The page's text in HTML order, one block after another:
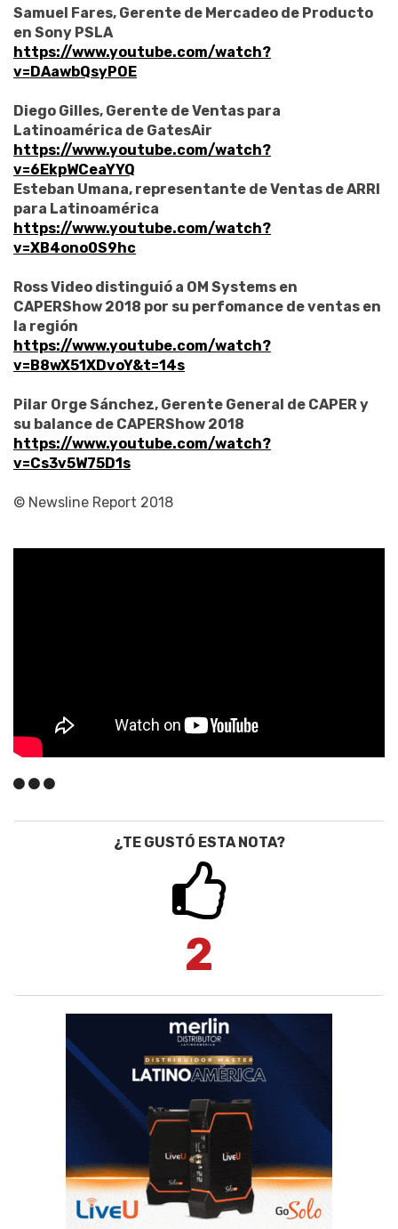
Samuel Fares, Gerente de Mercadeo de Producto
en Sony PSLA
https://www.youtube.com/watch?
v=DAawbQsyPOE
Diego Gilles, Gerente de Ventas para
Latinoamérica de GatesAir
https://www.youtube.com/watch?
v=6EkpWCeaYYQ
Esteban Umana, representante de Ventas de ARRI
para Latinoamérica
https://www.youtube.com/watch?
v=XB4ono0S9hc
Ross Video distinguió a OM Systems en
CAPERShow 2018 por su perfomance de ventas en
la región
https://www.youtube.com/watch?
v=B8wX51XDvoY&t=14s
Pilar Orge Sánchez, Gerente General de CAPER y
su balance de CAPERShow 2018
https://www.youtube.com/watch?
v=Cs3v5W75D1s
© Newsline Report 2018
¿TE GUSTÓ ESTA NOTA?
2